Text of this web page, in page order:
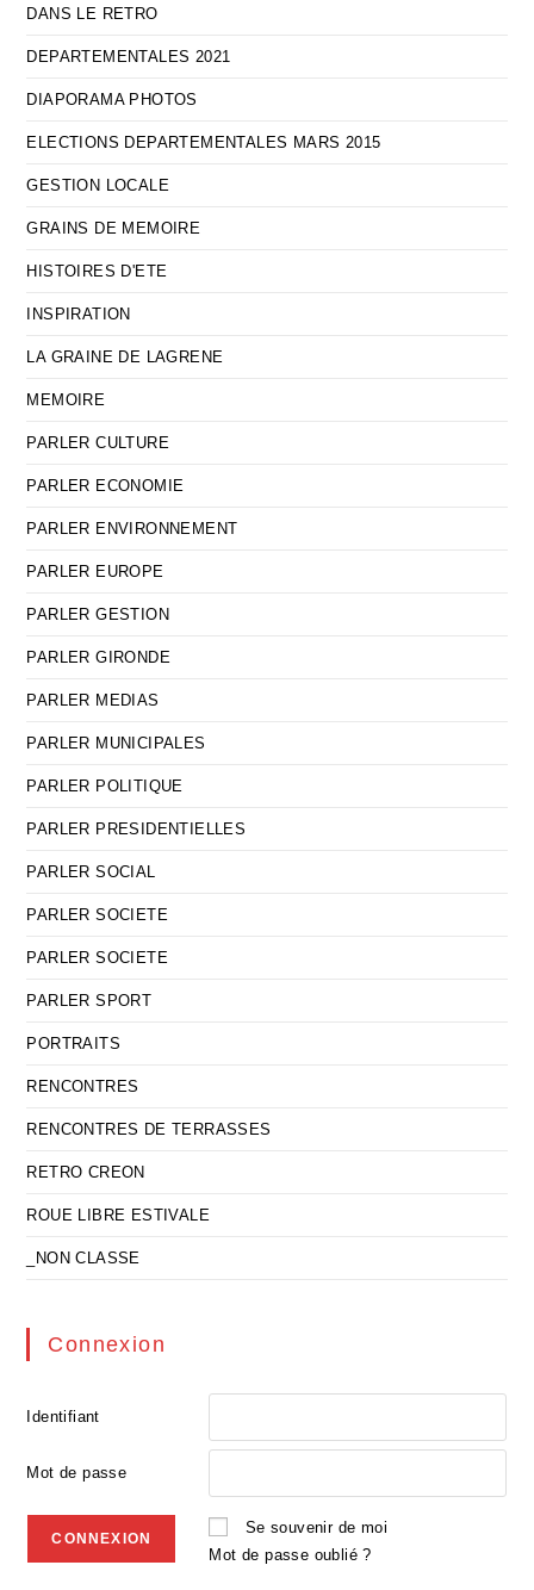
DANS LE RETRO
DEPARTEMENTALES 2021
DIAPORAMA PHOTOS
ELECTIONS DEPARTEMENTALES MARS 2015
GESTION LOCALE
GRAINS DE MEMOIRE
HISTOIRES D'ETE
INSPIRATION
LA GRAINE DE LAGRENE
MEMOIRE
PARLER CULTURE
PARLER ECONOMIE
PARLER ENVIRONNEMENT
PARLER EUROPE
PARLER GESTION
PARLER GIRONDE
PARLER MEDIAS
PARLER MUNICIPALES
PARLER POLITIQUE
PARLER PRESIDENTIELLES
PARLER SOCIAL
PARLER SOCIETE
PARLER SOCIETE
PARLER SPORT
PORTRAITS
RENCONTRES
RENCONTRES DE TERRASSES
RETRO CREON
ROUE LIBRE ESTIVALE
_NON CLASSE
Connexion
Identifiant
Mot de passe
Se souvenir de moi
Mot de passe oublié ?